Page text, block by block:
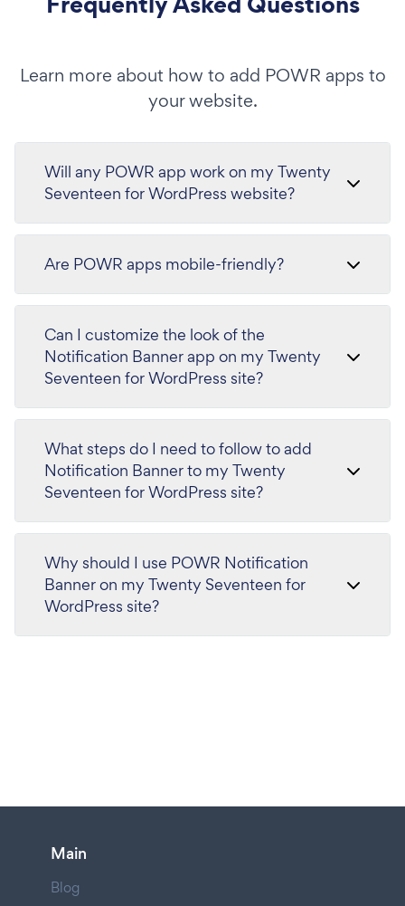
Learn more about how to add POWR apps to
your website.
Will any POWR app work on my Twenty
Seventeen for WordPress website?
Are POWR apps mobile-friendly?
Can I customize the look of the
Notification Banner app on my Twenty
Seventeen for WordPress site?
What steps do I need to follow to add
Notification Banner to my Twenty
Seventeen for WordPress site?
Why should I use POWR Notification
Banner on my Twenty Seventeen for
WordPress site?
Main
Blog